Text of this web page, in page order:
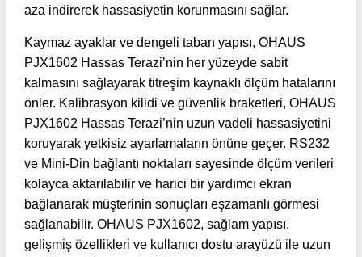
aza indirerek hassasiyetin korunmasını sağlar.
Kaymaz ayaklar ve dengeli taban yapısı, OHAUS
PJX1602 Hassas Terazi’nin her yüzeyde sabit
kalmasını sağlayarak titreşim kaynaklı ölçüm hatalarını
önler. Kalibrasyon kilidi ve güvenlik braketleri, OHAUS
PJX1602 Hassas Terazi’nin uzun vadeli hassasiyetini
koruyarak yetkisiz ayarlamaların önüne geçer. RS232
ve Mini-Din bağlantı noktaları sayesinde ölçüm verileri
kolayca aktarılabilir ve harici bir yardımcı ekran
bağlanarak müşterinin sonuçları eşzamanlı görmesi
sağlanabilir. OHAUS PJX1602, sağlam yapısı,
gelişmiş özellikleri ve kullanıcı dostu arayüzü ile uzun